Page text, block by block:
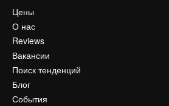
Цены
О нас
Reviews
Вакансии
Поиск тенденций
Блог
События